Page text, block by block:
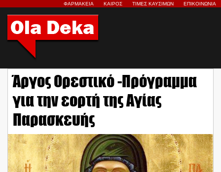
ΦΑΡΜΑΚΕΙΑ ΚΑΙΡΟΣ ΤΙΜΕΣ ΚΑΥΣΙΜΩΝ ΕΠΙΚΟΙΝΩΝΙΑ
Άργος Ορεστικό -Πρόγραμμα
για την εορτή της Αγίας
Παρασκευής